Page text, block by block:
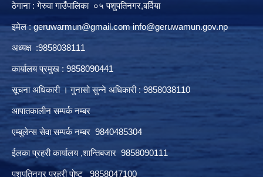
ठेगाना : गेरुवा गाउँपालिका ०५ पशुपतिनगर,बर्दिया
इमेल :geruwarmun@gmail.com info@geruwamun.gov.np
अध्यक्ष :9858038111
कार्यालय प्रमुख : 9858090441
सूचना अधिकारी । गुनासो सुन्ने अधिकारी : 9858038110
आपातकालीन सम्पर्क नम्बर
एम्बुलेन्स सेवा सम्पर्क नम्बर 9840485304
ईलका प्रहरी कार्यालय ,शान्तिबजार 9858090111
पशुपतिनगर प्रहरी पोष्ट 9858047100